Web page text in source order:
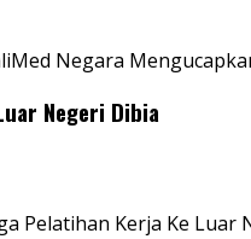
Negara
Negeri Dibia
Pelatihan Kerja Ke Luar